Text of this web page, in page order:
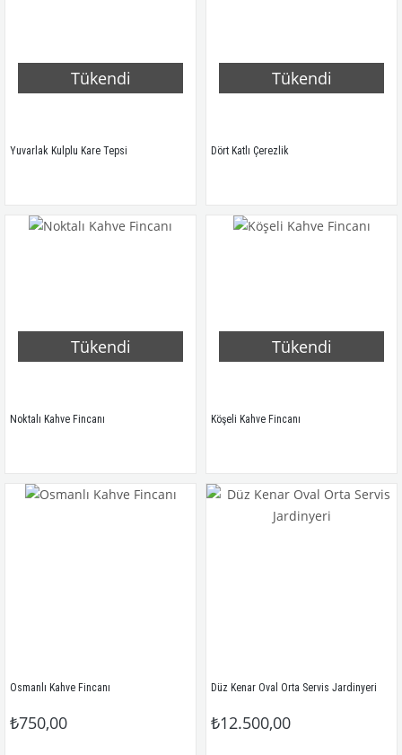
Tükendi
Yuvarlak Kulplu Kare Tepsi
Tükendi
Dört Katlı Çerezlik
Tükendi
Noktalı Kahve Fincanı
Tükendi
Köşeli Kahve Fincanı
Osmanlı Kahve Fincanı
₺750,00
Düz Kenar Oval Orta Servis Jardinyeri
₺12.500,00